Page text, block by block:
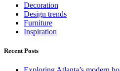
Decoration
Design trends
Furniture
Inspiration
Recent Posts